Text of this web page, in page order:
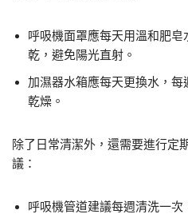
呼吸機面罩應每天用溫和肥
乾，避免陽光直射。
加濕器水箱應每天更換水，
乾燥。
除了日常清潔外，還需要進行定
議：
呼吸機管道建議每週清洗一